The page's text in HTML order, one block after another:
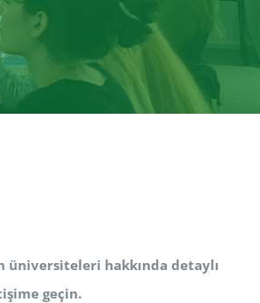
üniversiteleri hakkında detaylı
geçin.